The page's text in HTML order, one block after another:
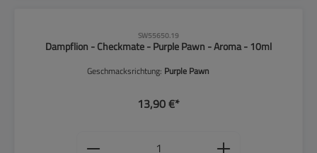
SW55650.19
Dampflion - Checkmate - Purple Pawn - Aroma - 10ml
Geschmacksrichtung: Purple Pawn
13,90 €*
Produkt Anzahl: Gib den